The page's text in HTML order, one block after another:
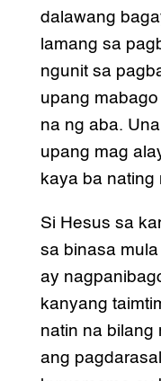
dalawang
lamang sa
ngunit sa
upang
na ng aba.
upang mag
kaya ba nating
Si Hesus sa
sa binasa
ay
kanyang
natin na bilang
ang